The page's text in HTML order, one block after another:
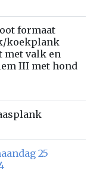
formaat
koekplank
met valk en
III met hond
25